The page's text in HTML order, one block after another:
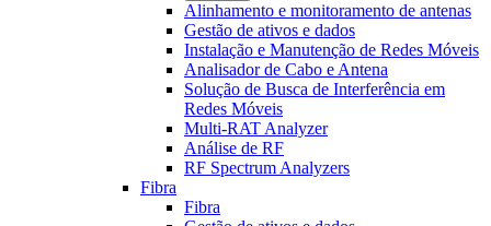
Alinhamento e monitoramento de antenas
Gestão de ativos e dados
Instalação e Manutenção de Redes Móveis
Analisador de Cabo e Antena
Solução de Busca de Interferência em
Redes Móveis
Multi-RAT Analyzer
Análise de RF
RF Spectrum Analyzers
Fibra
Fibra